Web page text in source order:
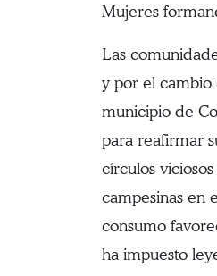
Mujeres
Las
y por el cambio
municipio de
para reafirmar
círculos
campesinas en
consumo
ha impuesto